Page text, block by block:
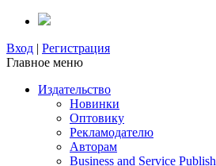
Вход | Регистрация
Главное меню
Издательство
Новинки
Оптовику
Рекламодателю
Авторам
Business and Service